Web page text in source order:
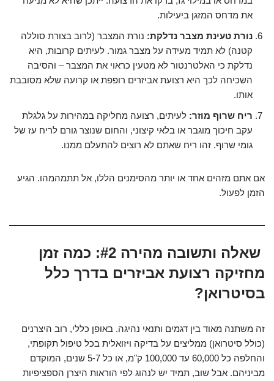
את מדחס המזגן ביעילות.
נורת טעינת מצבר נדלקת: נורת המצבר (לרוב בצורת סוללה
קטנה) לא תמיד מעידה על מצבר גמור. לעיתים קרובות, היא
נדלקת כי האלטרנטור לא מטעין כראוי את המצבר – והסיבה
השכיחה לכך היא רצועת אביזרים רופפת או קרועה שלא מסובבת
אותו.
ריח שרוף מוזר: לעיתים, רצועה מחליקה במהירות על גלגלת
עקב חיכוך מוגבר או בלאי קיצוני, והחום שנוצר גורם לריח עז של
גומי שרוף. זהו ריח שאתם לא רוצים להתעלם ממנו.
אם אתם מזהים אחד או יותר מהסימנים הללו, אל תתמהמהו. הגיע
הזמן לפעול.
שאלה ותשובה מהירה #2: כמה זמן
מחזיקה רצועת אביזרים בדרך כלל
בסיטרואן?
זה משתנה מאוד בין דגמים ותנאי נהיגה. באופן כללי, רוב היצרנים
(כולל סיטרואן) ממליצים על בדיקה ויזואלית בכל טיפול תקופתי,
והחלפה כל 60,000 עד 100,000 ק"מ, או כל 5-7 שנים, המוקדם
מביניהם. אבל שוב, תמיד יש לנהוג לפי הוראות היצרן הספציפיות